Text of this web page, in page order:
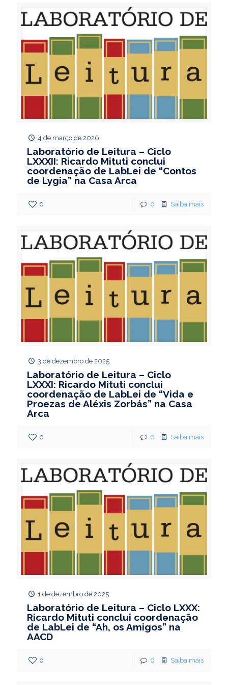
4 de março de 2026
Laboratório de Leitura – Ciclo
LXXXII: Ricardo Mituti conclui
coordenação de LabLei de “Contos
de Lygia” na Casa Arca
0 0 Saiba mais
3 de dezembro de 2025
Laboratório de Leitura – Ciclo
LXXXI: Ricardo Mituti conclui
coordenação de LabLei de “Vida e
Proezas de Aléxis Zorbás” na Casa
Arca
0 0 Saiba mais
1 de dezembro de 2025
Laboratório de Leitura – Ciclo LXXX:
Ricardo Mituti conclui coordenação
de LabLei de “Ah, os Amigos” na
AACD
0 0 Saiba mais